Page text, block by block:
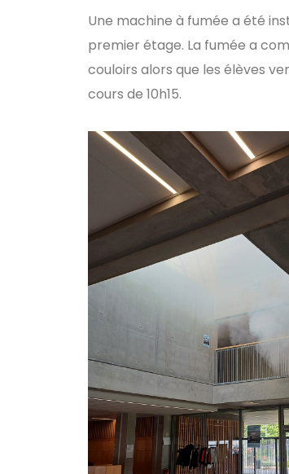
Une machine à fumée a été
premier étage. La fumée a
couloirs alors que les élèves
cours de 10h15.